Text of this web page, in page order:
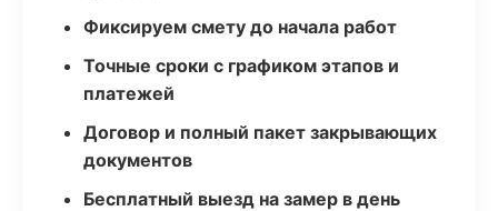
Фиксируем смету до начала работ
Точные сроки с графиком этапов и
платежей
Договор и полный пакет закрывающих
документов
Бесплатный выезд на замер в день